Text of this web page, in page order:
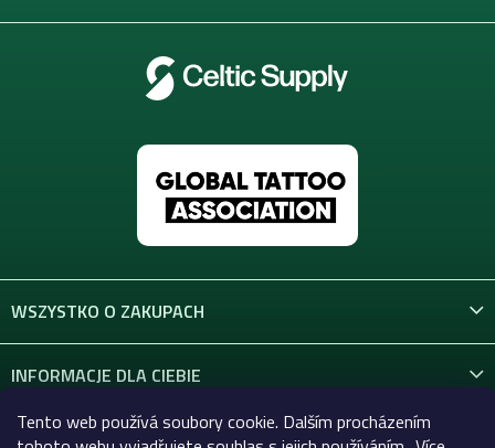
Tento web používá soubory cookie. Dalším procházením
WSZYSTKO O ZAKUPACH
INFORMACJE DLA CIEBIE
KONTAKT